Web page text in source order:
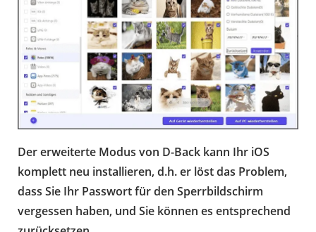
Der erweiterte Modus von D-Back kann Ihr iOS
komplett neu installieren, d.h. er löst das Problem,
dass Sie Ihr Passwort für den Sperrbildschirm
vergessen haben, und Sie können es entsprechend